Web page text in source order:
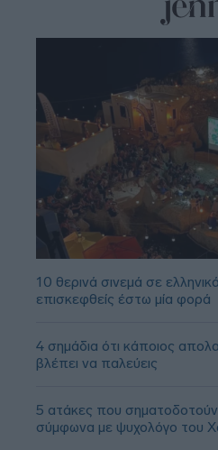
10 θερινά σινεμά σε
επισκεφθείς έστω μία φορά
4 σημάδια ότι κάποιος
βλέπει να παλεύεις
5 ατάκες που
σύμφωνα με ψυχολόγο του